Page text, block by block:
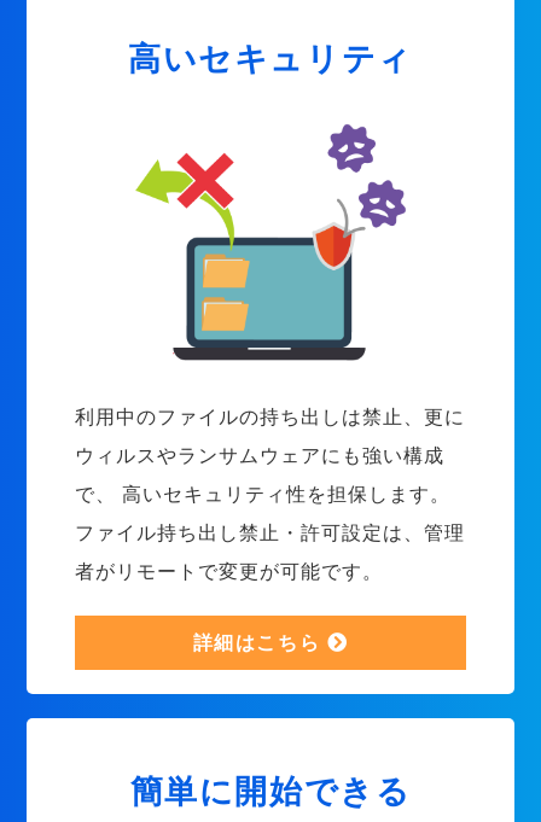
高いセキュリティ
利用中のファイルの持ち出しは禁止、更に
ウィルスやランサムウェアにも強い構成
で、 高いセキュリティ性を担保します。
ファイル持ち出し禁止・許可設定は、管理
者がリモートで変更が可能です。
詳細はこちら
簡単に開始できる